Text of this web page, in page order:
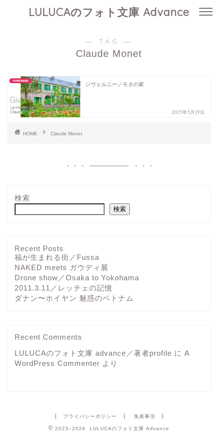
LULUCAのフォト文庫 Advance
― TAG ―
Claude Monet
overseas
ジヴェルニー／モネの家
2025年5月29日
HOME Claude Monet
検索
検索
Recent Posts
福が生まれる街／Fussa
NAKED meets ガウディ展
Drone show／Osaka to Yokohama
2011.3.11／レッチェの記憶
ダナン〜ホイヤン 魅惑のベトナム
Recent Comments
LULUCAのフォト文庫 advance／著者profile に A
WordPress Commenter より
プライバシーポリシー 免責事項
2023–2026 LULUCAのフォト文庫 Advance